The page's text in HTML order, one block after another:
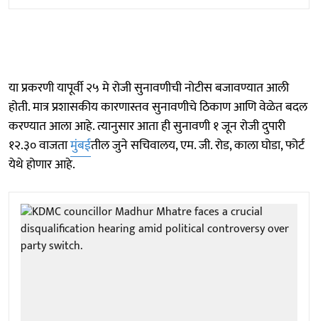
या प्रकरणी यापूर्वी २५ मे रोजी सुनावणीची नोटीस बजावण्यात आली
होती. मात्र प्रशासकीय कारणास्तव सुनावणीचे ठिकाण आणि वेळेत बदल
करण्यात आला आहे. त्यानुसार आता ही सुनावणी १ जून रोजी दुपारी
१२.३० वाजतामुंबईतील जुने सचिवालय, एम. जी. रोड, काला घोडा, फोर्ट
येथे होणार आहे.